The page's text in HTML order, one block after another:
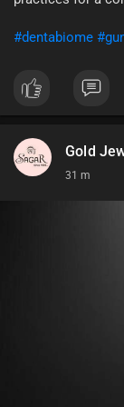
#dentabiome
Gold
31 m